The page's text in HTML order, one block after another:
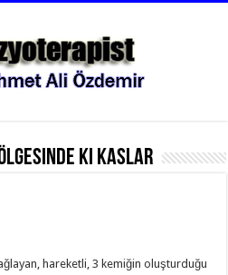
ki kaslar
hareketli, 3 kemiğin oluşturduğu